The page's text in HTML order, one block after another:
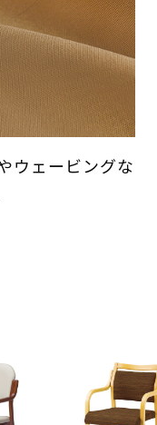
ウェービングな